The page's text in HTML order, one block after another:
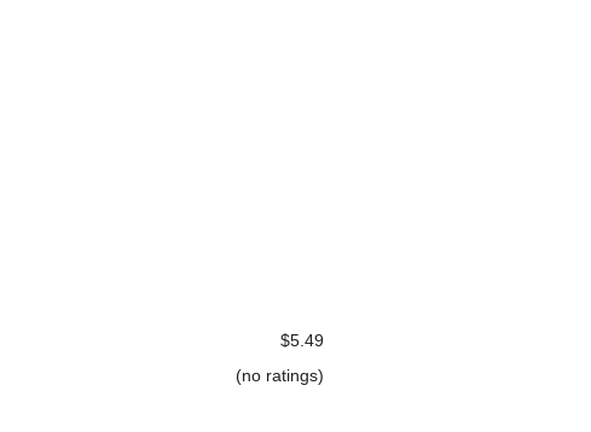
$5.49
(no ratings)